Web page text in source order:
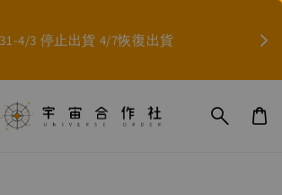
4/3 停止出貨 4/7恢復出貨